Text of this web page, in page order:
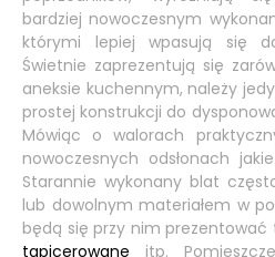
bardziej nowoczesnym
którymi lepiej wpasują się
Świetnie zaprezentują się
aneksie kuchennym, należy
prostej konstrukcji do
Mówiąc o walorach
nowoczesnych odsłonach
Starannie wykonany blat
lub dowolnym materiałem w
będą się przy nim prezentować
tapicerowane itp.